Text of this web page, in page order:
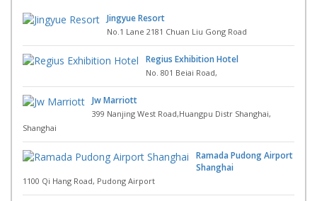
Jingyue Resort
No.1 Lane 2181 Chuan Liu Gong Road
Regius Exhibition Hotel
No. 801 Beiai Road,
Jw Marriott
399 Nanjing West Road,Huangpu Distr Shanghai,
Shanghai
Ramada Pudong Airport
Shanghai
1100 Qi Hang Road, Pudong Airport